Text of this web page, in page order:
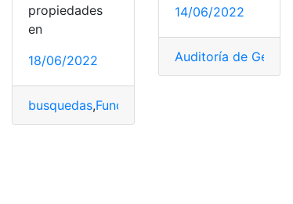
propiedades
en
18/06/2022
busquedas,Función Judicial
14/06/2022
Auditoría de Gestión